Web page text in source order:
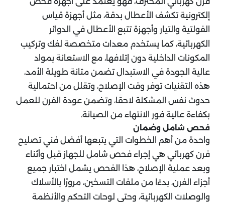
إلكترونية تكشف الأعطال بدقة، مثل أجهزة قياس
الفولتية والتيار وأجهزة تتبع الأعطال في الدوائر
الكهربائية، كما يستخدم معدات متخصصة لفك وتركيب
المكونات الداخلية دون إتلافها، مع الاستعانة بمواد
عالية الجودة في الاستبدال تضمن متانة طويلة الأمد،
هذه التقنيات توفر وقت الإصلاح، وتقلل من احتمالية
حدوث نفس المشكلة لاحقًا، وتضمن عودة الفرن للعمل
بكفاءة عالية فور الانتهاء من الصيانة.
فحص شامل وضمان
واحدة من أهم الخطوات التي يتبعها أفضل فني تصليح
فرن كهربائي هي إجراء فحص شامل للجهاز قبل وأثناء
وبعد عملية الإصلاح، هذا الفحص يشمل اختبار جميع
أجزاء الفرن، بدءًا من ملفات التسخين، مرورًا بالأسلاك
والوصلات الكهربائية، وحتى لوحات التحكم والأنظمة